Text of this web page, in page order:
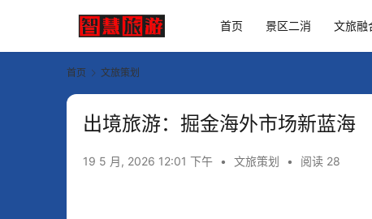
首页 景区二消 文旅融
首页 文旅策划
出境旅游：掘金海外市场新蓝海
19 5 月, 2026 12:01 下午 • 文旅策划 • 阅读 28